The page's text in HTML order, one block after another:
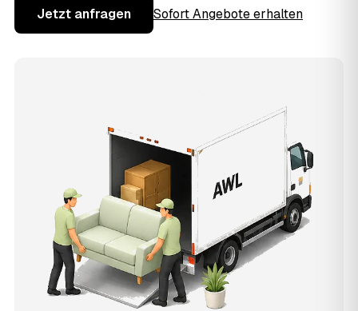
Jetzt anfragen Sofort Angebote erhalten